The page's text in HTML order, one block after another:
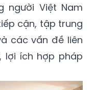
người Việt Nam
cận, tập trung
các vấn đề liên
lợi ích hợp pháp